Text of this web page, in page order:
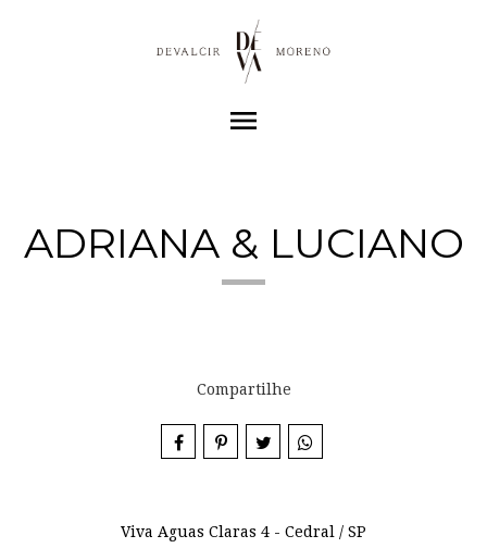
menu
ADRIANA & LUCIANO
Compartilhe
Viva Aguas Claras 4 - Cedral / SP